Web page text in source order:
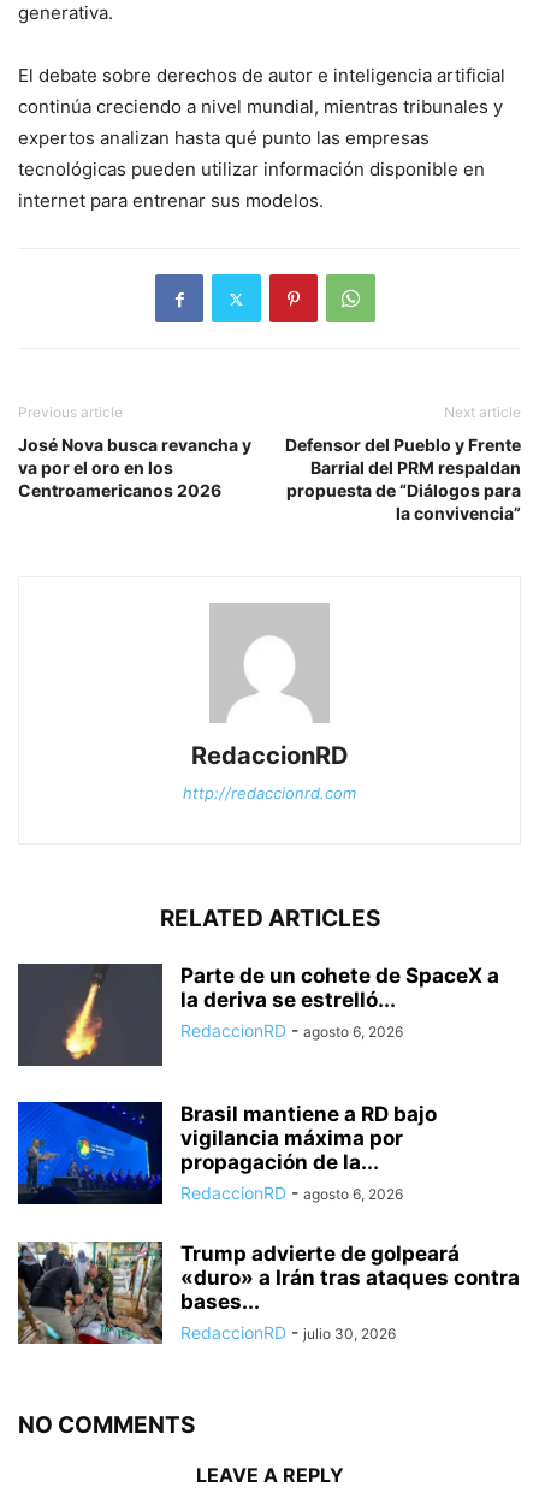
generativa.
El debate sobre derechos de autor e inteligencia artificial
continúa creciendo a nivel mundial, mientras tribunales y
expertos analizan hasta qué punto las empresas
tecnológicas pueden utilizar información disponible en
internet para entrenar sus modelos.
Previous article
José Nova busca revancha y
va por el oro en los
Centroamericanos 2026
Next article
Defensor del Pueblo y Frente
Barrial del PRM respaldan
propuesta de “Diálogos para
la convivencia”
RedaccionRD
http://redaccionrd.com
RELATED ARTICLES
Parte de un cohete de SpaceX a
la deriva se estrelló...
RedaccionRD - agosto 6, 2026
Brasil mantiene a RD bajo
vigilancia máxima por
propagación de la...
RedaccionRD - agosto 6, 2026
Trump advierte de golpeará
«duro» a Irán tras ataques contra
bases...
RedaccionRD - julio 30, 2026
NO COMMENTS
LEAVE A REPLY